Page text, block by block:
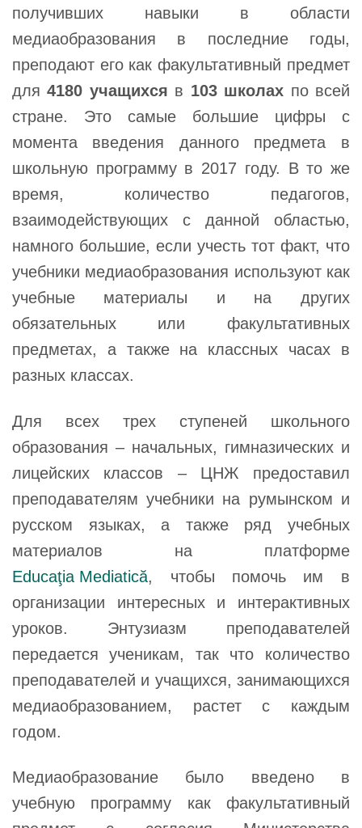
получивших навыки в области
медиаобразования в последние годы,
преподают его как факультативный предмет
для4180 учащихся в 103 школах по всей
стране. Это самые большие цифры с
момента введения данного предмета в
школьную программу в 2017 году. В то же
время, количество педагогов,
взаимодействующих с данной областью,
намного большие, если учесть тот факт, что
учебники медиаобразования используют как
учебные материалы и на других
обязательных или факультативных
предметах, а также на классных часах в
разных классах.
Для всех трех ступеней школьного
образования – начальных, гимназических и
лицейских классов – ЦНЖ предоставил
преподавателям учебники на румынском и
русском языках, а также ряд учебных
материалов на платформе
Educaţia Mediatică, чтобы помочь им в
организации интересных и интерактивных
уроков. Энтузиазм преподавателей
передается ученикам, так что количество
преподавателей и учащихся, занимающихся
медиаобразованием, растет с каждым
годом.
Медиаобразование было введено в
учебную программу как факультативный